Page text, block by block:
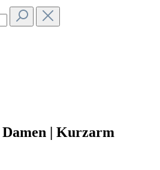
| Kurzarm